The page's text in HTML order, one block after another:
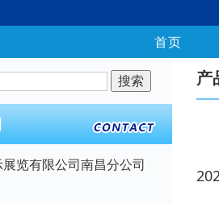
首页
览有限公司南昌分公司
产